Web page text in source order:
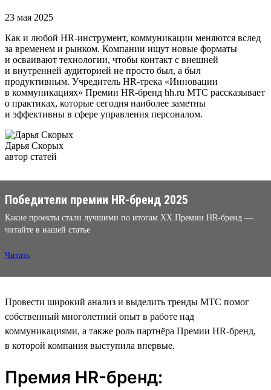
23 мая 2025
Как и любой HR-инструмент, коммуникации меняются вслед
за временем и рынком. Компании ищут новые форматы
и осваивают технологии, чтобы контакт с внешней
и внутренней аудиторией не просто был, а был
продуктивным. Учредитель HR-трека «Инновации
в коммуникациях» Премии HR-бренд hh.ru МТС рассказывает
о практиках, которые сегодня наиболее заметны
и эффективны в сфере управления персоналом.
Дарья Скорых
автор статей
Победители премии HR-бренд 2025
Какие проекты стали лучшими по итогам XX Премии HR-бренд —
читайте в нашей статье
Читать
Провести широкий анализ и выделить тренды МТС помог
собственный многолетний опыт в работе над
коммуникациями, а также роль партнёра Премии HR-бренд,
в которой компания выступила впервые.
Премия HR-бренд: